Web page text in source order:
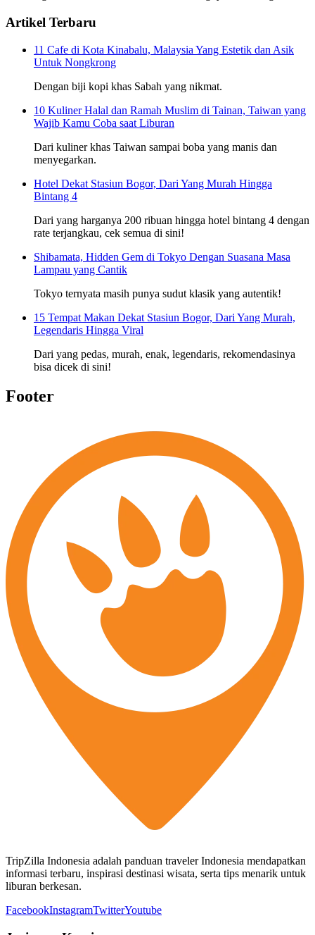
Artikel Terbaru
11 Cafe di Kota Kinabalu, Malaysia Yang Estetik dan Asik
Untuk Nongkrong
Dengan biji kopi khas Sabah yang nikmat.
10 Kuliner Halal dan Ramah Muslim di Tainan, Taiwan yang
Wajib Kamu Coba saat Liburan
Dari kuliner khas Taiwan sampai boba yang manis dan
menyegarkan.
Hotel Dekat Stasiun Bogor, Dari Yang Murah Hingga
Bintang 4
Dari yang harganya 200 ribuan hingga hotel bintang 4 dengan
rate terjangkau, cek semua di sini!
Shibamata, Hidden Gem di Tokyo Dengan Suasana Masa
Lampau yang Cantik
Tokyo ternyata masih punya sudut klasik yang autentik!
15 Tempat Makan Dekat Stasiun Bogor, Dari Yang Murah,
Legendaris Hingga Viral
Dari yang pedas, murah, enak, legendaris, rekomendasinya
bisa dicek di sini!
Footer
TripZilla Indonesia adalah panduan traveler Indonesia mendapatkan
informasi terbaru, inspirasi destinasi wisata, serta tips menarik untuk
liburan berkesan.
FacebookInstagramTwitterYoutube